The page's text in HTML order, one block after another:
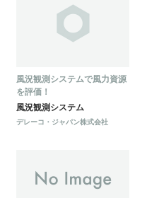
風況観測システムで風力資源
を評価！
風況観測システム
デレーコ・ジャパン株式会社